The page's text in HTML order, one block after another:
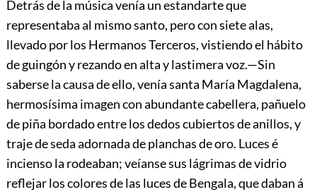
Detrás de la música venía un estandarte que
representaba al mismo santo, pero con siete alas,
llevado por los Hermanos Terceros, vistiendo el hábito
de guingón y rezando en alta y lastimera voz.—Sin
saberse la causa de ello, venía santa María Magdalena,
hermosísima imagen con abundante cabellera, pañuelo
de piña bordado entre los dedos cubiertos de anillos, y
traje de seda adornada de planchas de oro. Luces é
incienso la rodeaban; veíanse sus lágrimas de vidrio
reflejar los colores de las luces de Bengala, que daban á